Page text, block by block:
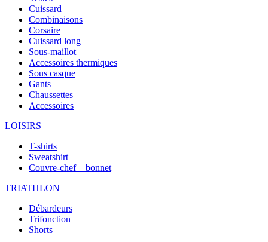
Cuissard
Combinaisons
Corsaire
Cuissard long
Sous-maillot
Accessoires thermiques
Sous casque
Gants
Chaussettes
Accessoires
LOISIRS
T-shirts
Sweatshirt
Couvre-chef – bonnet
TRIATHLON
Débardeurs
Trifonction
Shorts